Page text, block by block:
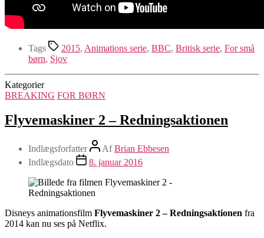
Tags 2015, Animations serie, BBC, Britisk serie, For små
børn, Sjov
Kategorier
BREAKING FOR BØRN
Flyvemaskiner 2 – Redningsaktionen
Indlægsforfatter AfBrian Ebbesen
Indlægsdato
8. januar 2016
Disneys animationsfilm Flyvemaskiner 2 – Redningsaktionen fra
2014 kan nu ses på Netflix.